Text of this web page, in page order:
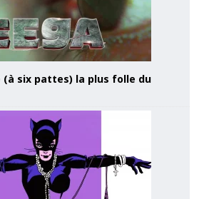
(à six pattes) la plus folle du